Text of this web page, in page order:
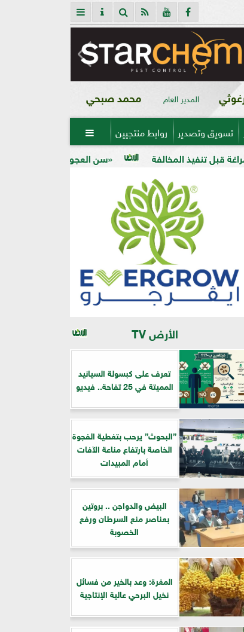
المدير العام محمد صبحي
تسويق وتصدير روابط منتجيين 
«سن العجوز» في الذرة الشامية.. لماذا تظهر
الأرض TV
تعرف على كبسولة السيانيد
المميتة في 25 تفاحة.. فيديو
”البحوث” يرحب بتغطية الفجوة
الخاصة بارتفاع مناعة الآفات
أمام المبيدات
البيض والدواجن .. بروتين
بعناصر منع السرطان ورفع
الخصوبة
المغرة: وعد بالخير من فسائل
نخيل البرحي عالية الإنتاجية